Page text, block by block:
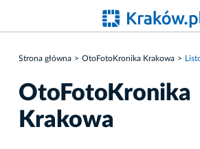
Strona główna OtoFotoKronika Krakowa
OtoFotoKronika
Krakowa